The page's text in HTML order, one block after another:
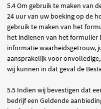
5.4 Om gebruik te maken van
24 uur van uw boeking op de
gebruik te maken van het
het indienen van het
informatie waarheidsgetrouw,
aansprakelijk voor
wij kunnen in dat geval de
5.5 Indien wij bevestigen dat
bedrijf een Geldende